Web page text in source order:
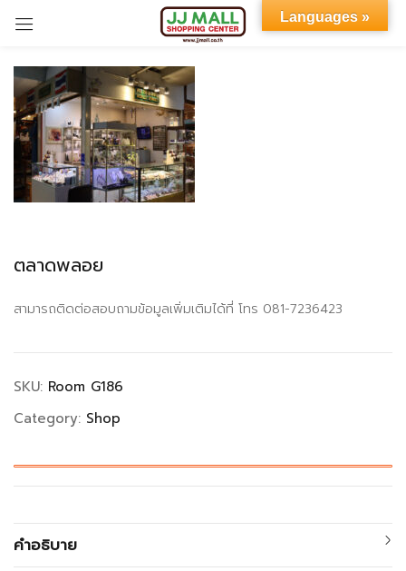
ตลาดพลอย
สามารถติดต่อสอบถามข้อมูลเพิ่มเติมได้ที่ โทร 081-7236423
SKU: Room G186
Category: Shop
คำอธิบาย
Languages »
Sign in